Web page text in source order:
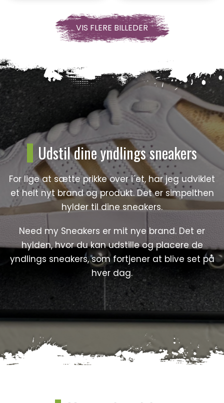
VIS FLERE BILLEDER
Udstil dine yndlings sneakers
For lige at sætte prikke over i´et, har jeg udviklet
et helt nyt brand og produkt. Det er simpelthen
hylder til dine sneakers.
Need my Sneakers er mit nye brand. Det er
hylden, hvor du kan udstille og placere de
yndlings sneakers, som fortjener at blive set på
hver dag.